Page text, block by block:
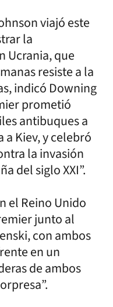
viajó este
la
Ucrania, que
resiste a la
indicó Downing
prometió
antibuques a
a Kiev, y celebró
la invasión
del siglo XXI”.
el Reino Unido
junto al
con ambos
en un
de ambos